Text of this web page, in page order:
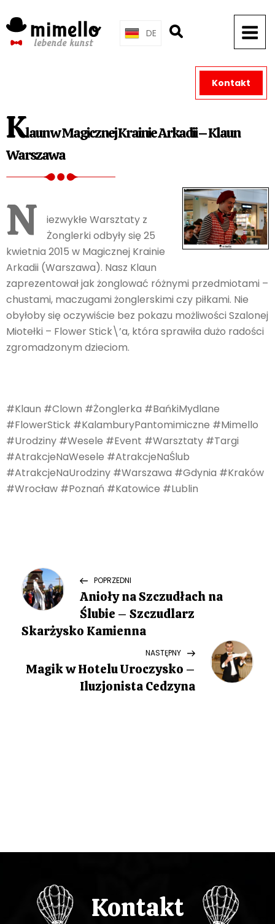
to
content
DE
Klaun w Magicznej Krainie Arkadii – Klaun
Warszawa
N
iezwykłe Warsztaty z
Żonglerki odbyły się 25
kwietnia 2015 w Magicznej Krainie
Arkadii (Warszawa). Nasz Klaun
zaprezentował jak żonglować różnymi przedmiotami –
chustami, maczugami żonglerskimi czy piłkami. Nie
obyłoby się oczywiście bez pokazu możliwości Szalonej
Miotełki – Flower Stick\’a, która sprawiła dużo radości
zgromadzonym dzieciom.
#Klaun #Clown #Żonglerka #BańkiMydlane
#FlowerStick #KalamburyPantomimiczne #Mimello
#Urodziny #Wesele #Event #Warsztaty #Targi
#AtrakcjeNaWesele #AtrakcjeNaŚlub
#AtrakcjeNaUrodziny #Warszawa #Gdynia #Kraków
#Wrocław #Poznań #Katowice #Lublin
N
a
w
i
p
Previous
Post
POPRZEDNI
Anioły na Szczudłach na
Ślubie – Szczudlarz
Skarżysko Kamienna
Post
NASTĘPNY
Magik w Hotelu Uroczysko –
Iluzjonista Cedzyna
Kontakt
Kontakt